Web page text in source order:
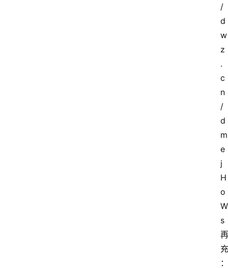
/
d
w
z
.
c
n
/
d
m
e
j
H
o
W
s
再
充
：